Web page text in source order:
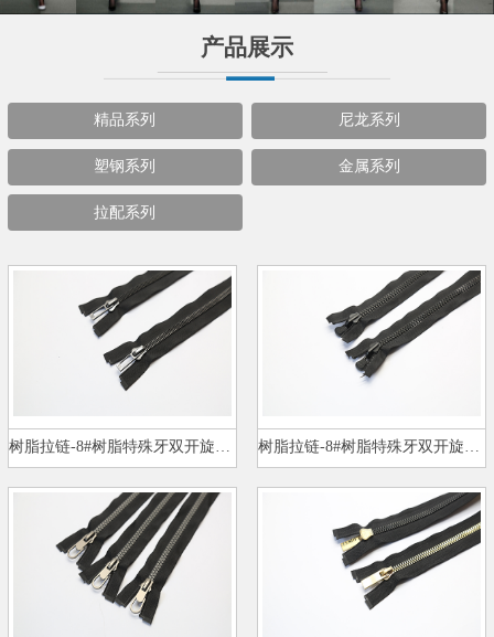
产品展示
精品系列 尼龙系列
塑钢系列 金属系列
拉配系列